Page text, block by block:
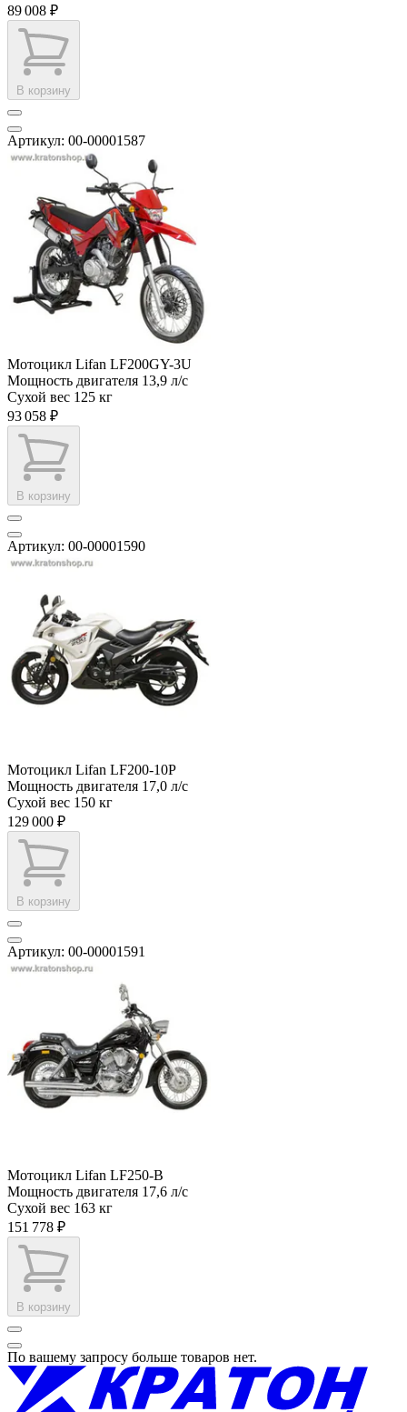
89 008 ₽
В корзину
Артикул: 00-00001587
Мотоцикл Lifan LF200GY-3U
Мощность двигателя 13,9 л/с
Сухой вес 125 кг
93 058 ₽
В корзину
Артикул: 00-00001590
Мотоцикл Lifan LF200-10P
Мощность двигателя 17,0 л/с
Сухой вес 150 кг
129 000 ₽
В корзину
Артикул: 00-00001591
Мотоцикл Lifan LF250-B
Мощность двигателя 17,6 л/с
Сухой вес 163 кг
151 778 ₽
В корзину
По вашему запросу больше товаров нет.